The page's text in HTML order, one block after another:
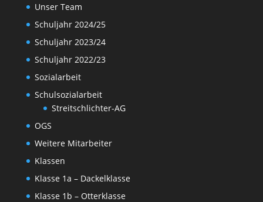
Unser Team
Schuljahr 2024/25
Schuljahr 2023/24
Schuljahr 2022/23
Sozialarbeit
Schulsozialarbeit
Streitschlichter-AG
OGS
Weitere Mitarbeiter
Klassen
Klasse 1a – Dackelklasse
Klasse 1b – Otterklasse